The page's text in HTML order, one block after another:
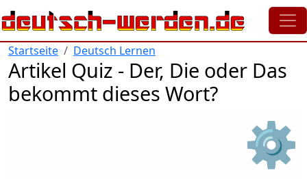
Direkt zum Inhalt
Startseite Deutsch Lernen
Artikel Quiz - Der, Die oder Das
bekommt dieses Wort?
⚙